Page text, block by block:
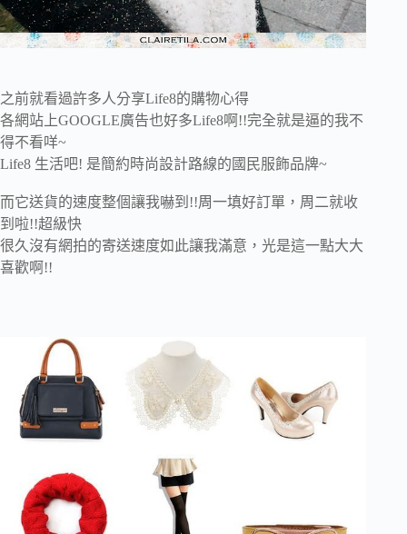
之前就看過許多人分享Life8的購物心得
各網站上GOOGLE廣告也好多Life8啊!!完全就是逼的我不
得不看咩~
Life8 生活吧! 是簡約時尚設計路線的國民服飾品牌~
而它送貨的速度整個讓我嚇到!!周一填好訂單，周二就收
到啦!!超級快
很久沒有網拍的寄送速度如此讓我滿意，光是這一點大大
喜歡啊!!